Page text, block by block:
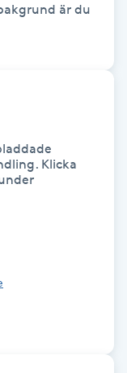
är du
Klicka